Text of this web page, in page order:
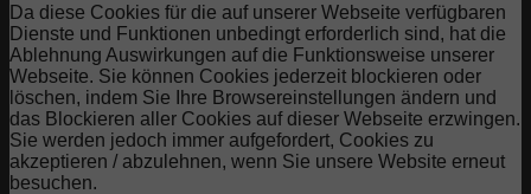
Da diese Cookies für die auf unserer Webseite verfügbaren
Dienste und Funktionen unbedingt erforderlich sind, hat die
Ablehnung Auswirkungen auf die Funktionsweise unserer
Webseite. Sie können Cookies jederzeit blockieren oder
löschen, indem Sie Ihre Browsereinstellungen ändern und
das Blockieren aller Cookies auf dieser Webseite erzwingen.
Sie werden jedoch immer aufgefordert, Cookies zu
akzeptieren / abzulehnen, wenn Sie unsere Website erneut
besuchen.